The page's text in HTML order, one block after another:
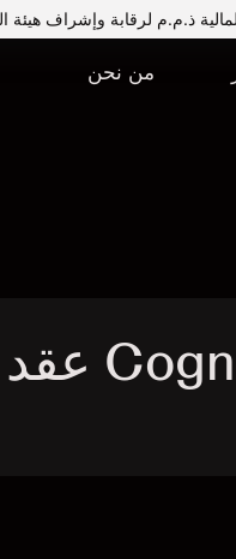
من نحن
تداول Cognex Corporation - CGNX عقد